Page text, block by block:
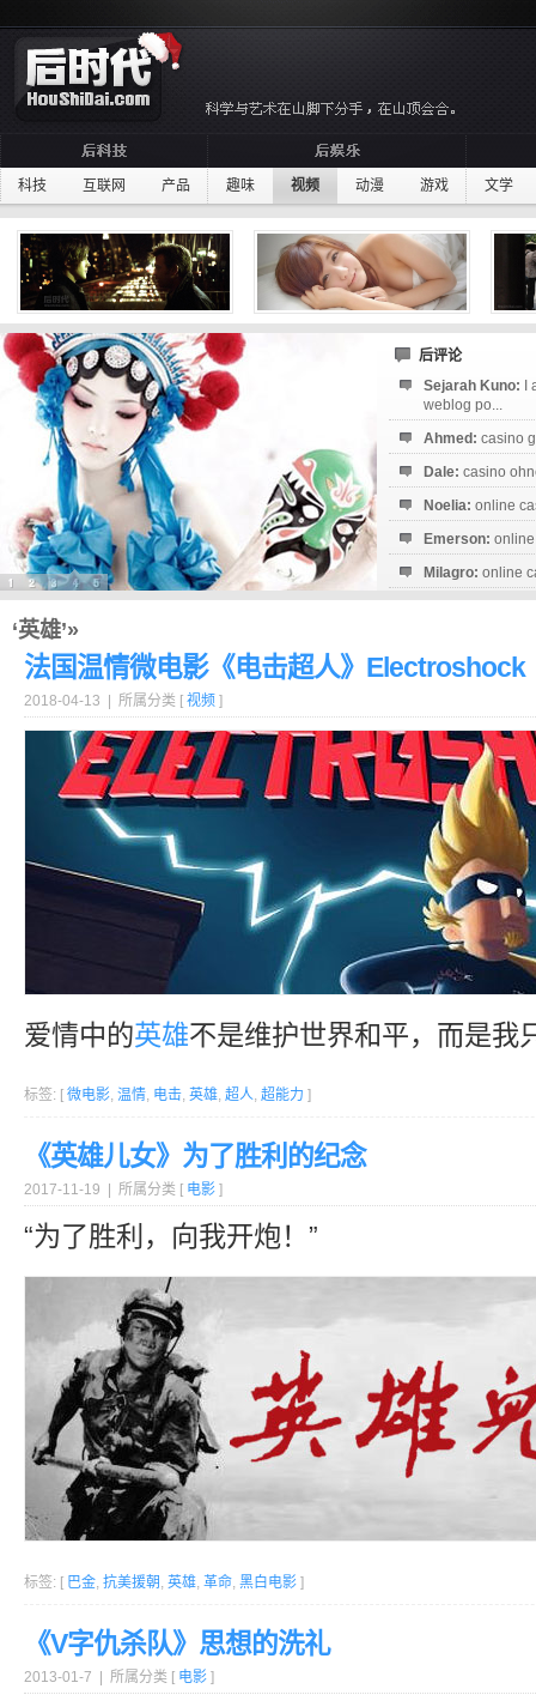
科技 互联网 产品 趣味 视频 动漫 游戏 文学
后评论
Sejarah Kuno:
weblog po...
Ahmed: casino
Dale: casino
Noelia: online
Emerson:
Milagro: online
‘英雄’»
法国温情微电影《电击超人》Electroshock
2018-04-13 | 所属分类 [ 视频 ]
爱情中的英雄不是维护世界和平，而是我
标签: [ 微电影, 温情, 电击, 英雄, 超人, 超能力 ]
《英雄儿女》为了胜利的纪念
2017-11-19 | 所属分类 [ 电影 ]
“为了胜利，向我开炮！”
标签: [ 巴金, 抗美援朝 , 英雄, 革命, 黑白电影 ]
《V字仇杀队》思想的洗礼
2013-01-7 | 所属分类 [ 电影 ]